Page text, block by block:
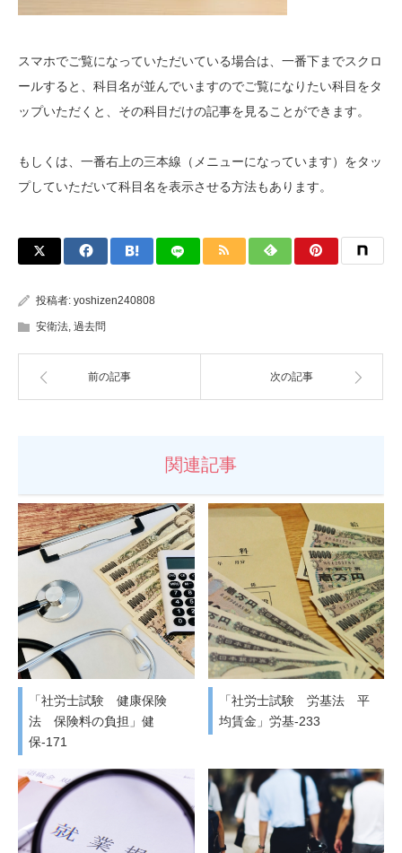
スマホでご覧になっていただいている場合は、一番下までスクロ
ールすると、科目名が並んでいますのでご覧になりたい科目をタ
ップいただくと、その科目だけの記事を見ることができます。
もしくは、一番右上の三本線（メニューになっています）をタッ
プしていただいて科目名を表示させる方法もあります。
投稿者: yoshizen240808
安衛法, 過去問
前の記事 次の記事
関連記事
「社労士試験 健康保険
法 保険料の負担」健
保-171
「社労士試験 労基法 平
均賃金」労基-233